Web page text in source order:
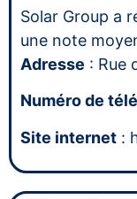
Solar Group a
une note
Adresse : Rue
Numéro de
Site internet :